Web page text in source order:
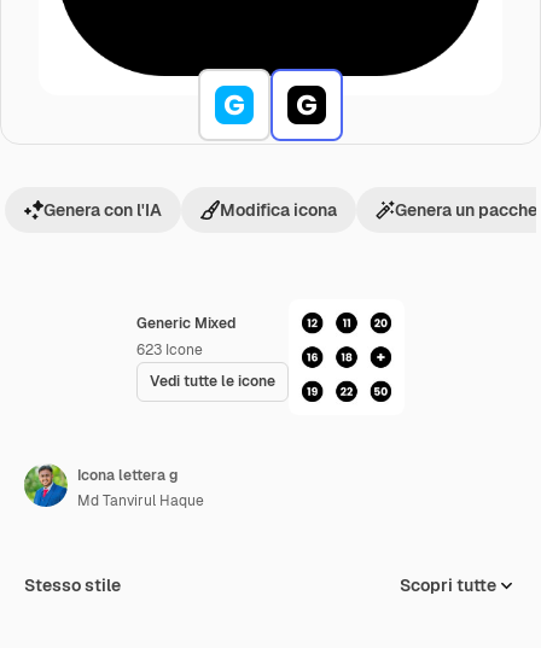
Generic Mixed
623 Icone
Vedi tutte le icone
Genera con l'IA Modifica icona Genera un
Icona lettera g
Md Tanvirul Haque
Stesso stile Scopri tutte